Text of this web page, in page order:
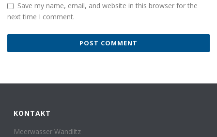
Save my name, email, and website in this browser for the
next time I comment.
KONTAKT
Meerwasser Wandlitz